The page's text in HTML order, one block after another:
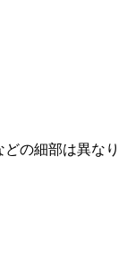
の細部は異なり